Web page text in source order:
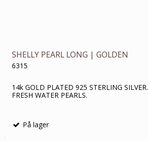
SHELLY PEARL LONG | GOLDEN
6315
14k GOLD PLATED 925 STERLING SILVER.
FRESH WATER PEARLS.
På lager